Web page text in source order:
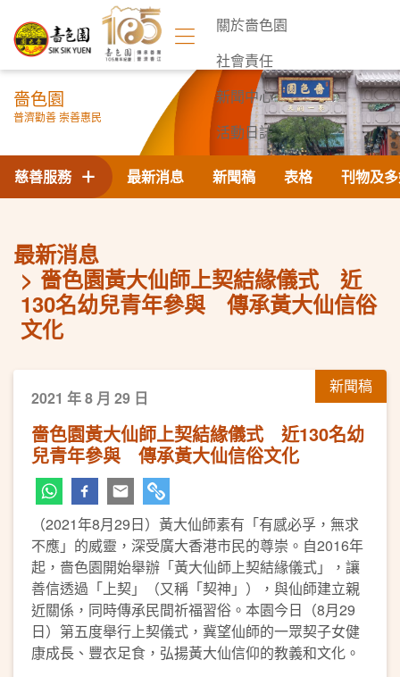
關於嗇色園
社會責任
新聞中心
活動日誌
聯絡我們
嗇色園
普濟勸善 崇善惠民
最新消息 新聞稿 表格 刊物及
慈善服務
最新消息
嗇色園黃大仙師上契結緣儀式 近
130名幼兒青年參與 傳承黃大仙信俗
文化
新聞稿
2021 年 8 月 29 日
嗇色園黃大仙師上契結緣儀式 近130名幼
兒青年參與 傳承黃大仙信俗文化
（2021年8月29日）黃大仙師素有「有感必孚，無求
不應」的威靈，深受廣大香港市民的尊崇。自2016年
起，嗇色園開始舉辦「黃大仙師上契結緣儀式」，讓
善信透過「上契」（又稱「契神」），與仙師建立親
近關係，同時傳承民間祈福習俗。本園今日（8月29
日）第五度舉行上契儀式，冀望仙師的一眾契子女健
康成長、豐衣足食，弘揚黃大仙信仰的教義和文化。